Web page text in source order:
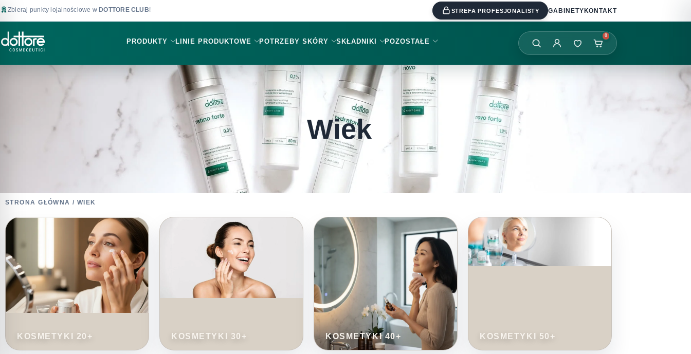
Zbieraj punkty lojalnościowe w DOTTORE CLUB! STREFA PROFESJONALISTY GABINETY KONTAKT
PRODUKTY LINIE PRODUKTOWE POTRZEBY SKÓRY SKŁADNIKI POZOSTAŁE
0
Wiek
STRONA GŁÓWNA / WIEK
KOSMETYKI 20+ KOSMETYKI 30+ KOSMETYKI 40+ KOSMETYKI 50+